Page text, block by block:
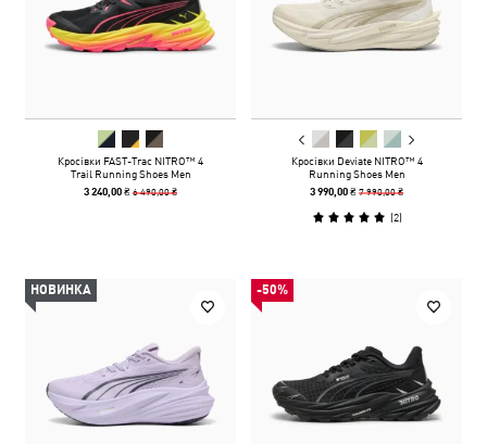
Кросівки FAST-Trac NITRO™ 4
Trail Running Shoes Men
3 240,00 ₴6 490,00 ₴
Кросівки Deviate NITRO™ 4
Running Shoes Men
3 990,00 ₴7 990,00 ₴
(2)
НОВИНКА -50%